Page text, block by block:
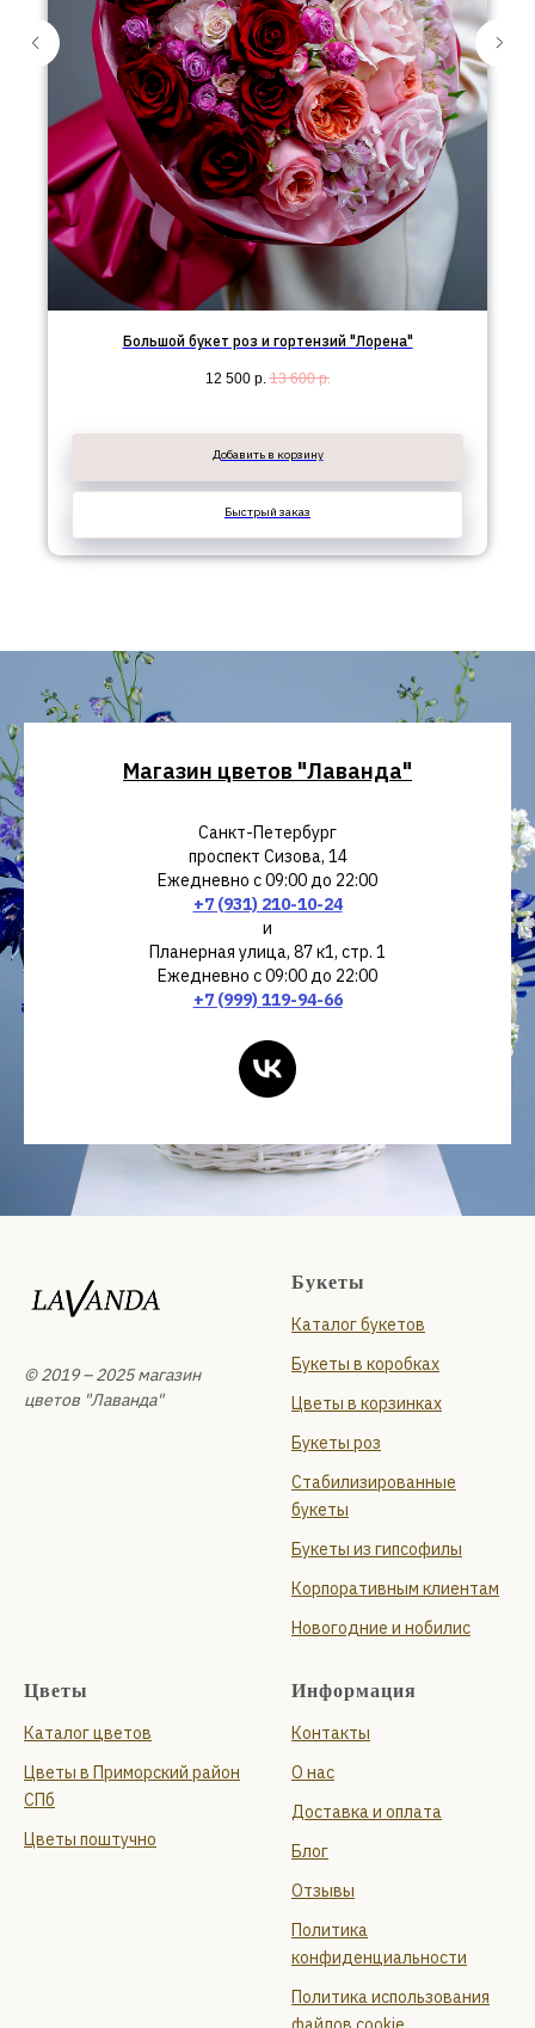
Большой букет роз и гортензий "Лорена"
12 500 р. 13 600 р.
Добавить в корзину
Быстрый заказ
Магазин цветов "Лаванда"
Санкт-Петербург
проспект Сизова, 14
Ежедневно с 09:00 до 22:00
+7 (931) 210-10-24
и
Планерная улица, 87 к1, стр. 1
Ежедневно с 09:00 до 22:00
+7 (999) 119-94-66
© 2019 – 2025 магазин
цветов "Лаванда"
Букеты
Каталог букетов
Букеты в коробках
Цветы в корзинках
Букеты роз
Стабилизированные
букеты
Букеты из гипсофилы
Корпоративным клиентам
Новогодние и нобилис
Цветы
Каталог цветов
Цветы в Приморский район
СПб
Цветы поштучно
Информация
Контакты
О нас
Доставка и оплата
Блог
Отзывы
Политика
конфиденциальности
Политика использования